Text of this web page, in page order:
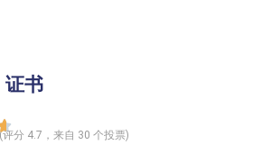
证书
(评分 4.7，来自 30 个投票)